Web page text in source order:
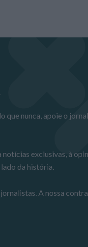
notícias exclusivas, à
da história.
A nossa